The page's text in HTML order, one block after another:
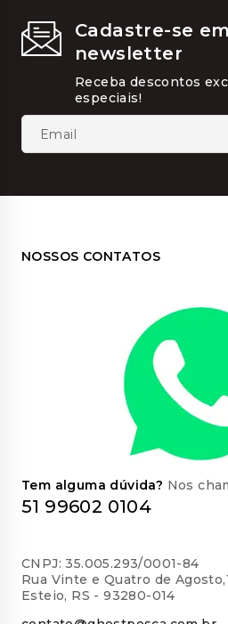
Cadastre-se
newsletter
Receba descontos
especiais!
NOSSOS CONTATOS
Tem alguma dúvida? Nos
51 99602 0104
CNPJ: 35.005.293/0001-84
Rua Vinte e Quatro de
Esteio, RS - 93280-014